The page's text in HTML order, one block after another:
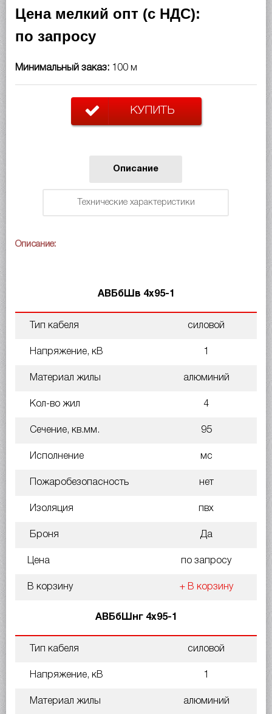
Цена мелкий опт (с НДС):
по запросу
Минимальный заказ: 100 м
КУПИТЬ
Описание
Технические характеристики
Описание:
АВБбШв 4х95-1
Тип кабеля силовой
Напряжение, кВ 1
Материал жилы алюминий
Кол-во жил 4
Сечение, кв.мм. 95
Исполнение мс
Пожаробезопасность нет
Изоляция пвх
Броня Да
Цена по запросу
В корзину + В корзину
АВБбШнг 4х95-1
Тип кабеля силовой
Напряжение, кВ 1
Материал жилы алюминий